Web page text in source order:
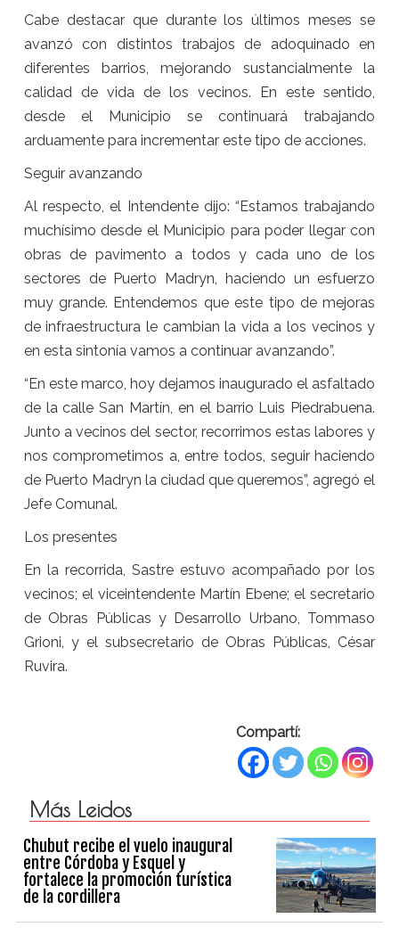
Cabe destacar que durante los últimos meses se
avanzó con distintos trabajos de adoquinado en
diferentes barrios, mejorando sustancialmente la
calidad de vida de los vecinos. En este sentido,
desde el Municipio se continuará trabajando
arduamente para incrementar este tipo de acciones.
Seguir avanzando
Al respecto, el Intendente dijo: “Estamos trabajando
muchísimo desde el Municipio para poder llegar con
obras de pavimento a todos y cada uno de los
sectores de Puerto Madryn, haciendo un esfuerzo
muy grande. Entendemos que este tipo de mejoras
de infraestructura le cambian la vida a los vecinos y
en esta sintonía vamos a continuar avanzando”.
“En este marco, hoy dejamos inaugurado el asfaltado
de la calle San Martín, en el barrio Luis Piedrabuena.
Junto a vecinos del sector, recorrimos estas labores y
nos comprometimos a, entre todos, seguir haciendo
de Puerto Madryn la ciudad que queremos”, agregó el
Jefe Comunal.
Los presentes
En la recorrida, Sastre estuvo acompañado por los
vecinos; el viceintendente Martín Ebene; el secretario
de Obras Públicas y Desarrollo Urbano, Tommaso
Grioni, y el subsecretario de Obras Públicas, César
Ruvira.
Compartí:
Más Leidos
Chubut recibe el vuelo inaugural
entre Córdoba y Esquel y
fortalece la promoción turística
de la cordillera